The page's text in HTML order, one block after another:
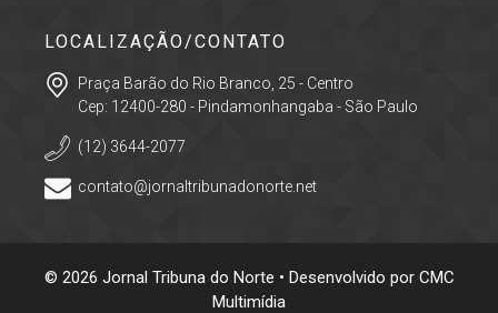
LOCALIZAÇÃO/CONTATO
Praça Barão do Rio Branco, 25 - Centro
Cep: 12400-280 - Pindamonhangaba - São Paulo
(12) 3644-2077
contato@jornaltribunadonorte.net
© 2026 Jornal Tribuna do Norte • Desenvolvido por CMC
Multimídia